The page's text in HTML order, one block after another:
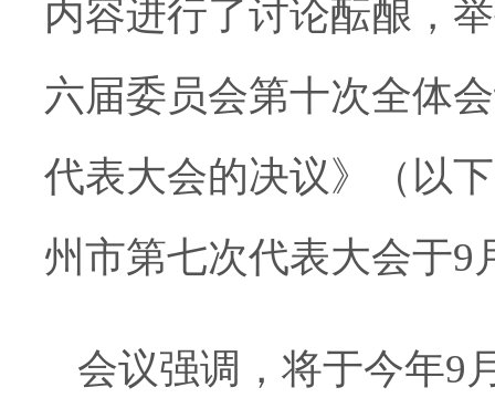
内容进行了讨论酝酿，
六届委员会第十次全体
代表大会的决议》（以
州市第七次代表大会于9
会议强调，将于今年9